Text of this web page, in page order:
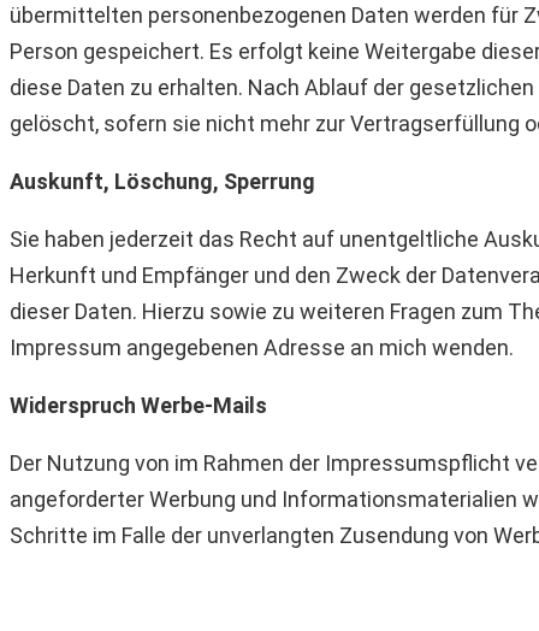
übermittelten personenbezogenen Daten werden für
Person gespeichert. Es erfolgt keine Weitergabe
diese Daten zu erhalten. Nach Ablauf der
gelöscht, sofern sie nicht mehr zur Vertragserfüllung
Auskunft, Löschung, Sperrung
Sie haben jederzeit das Recht auf unentgeltliche
Herkunft und Empfänger und den Zweck der
dieser Daten. Hierzu sowie zu weiteren Fragen zum
Impressum angegebenen Adresse an mich wenden.
Widerspruch Werbe-Mails
Der Nutzung von im Rahmen der Impressumspflicht
angeforderter Werbung und Informationsmaterialien
Schritte im Falle der unverlangten Zusendung von